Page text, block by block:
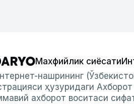
Махфийлик сиёсати
нашрининг
ҳузуридаги
ахборот воситаси